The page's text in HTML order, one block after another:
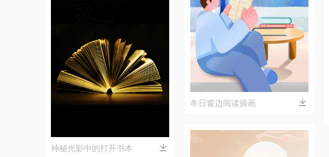
神秘光影中的打开书本
冬日窗边阅读插画